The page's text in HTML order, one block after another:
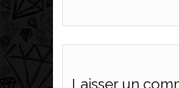
Laisser un